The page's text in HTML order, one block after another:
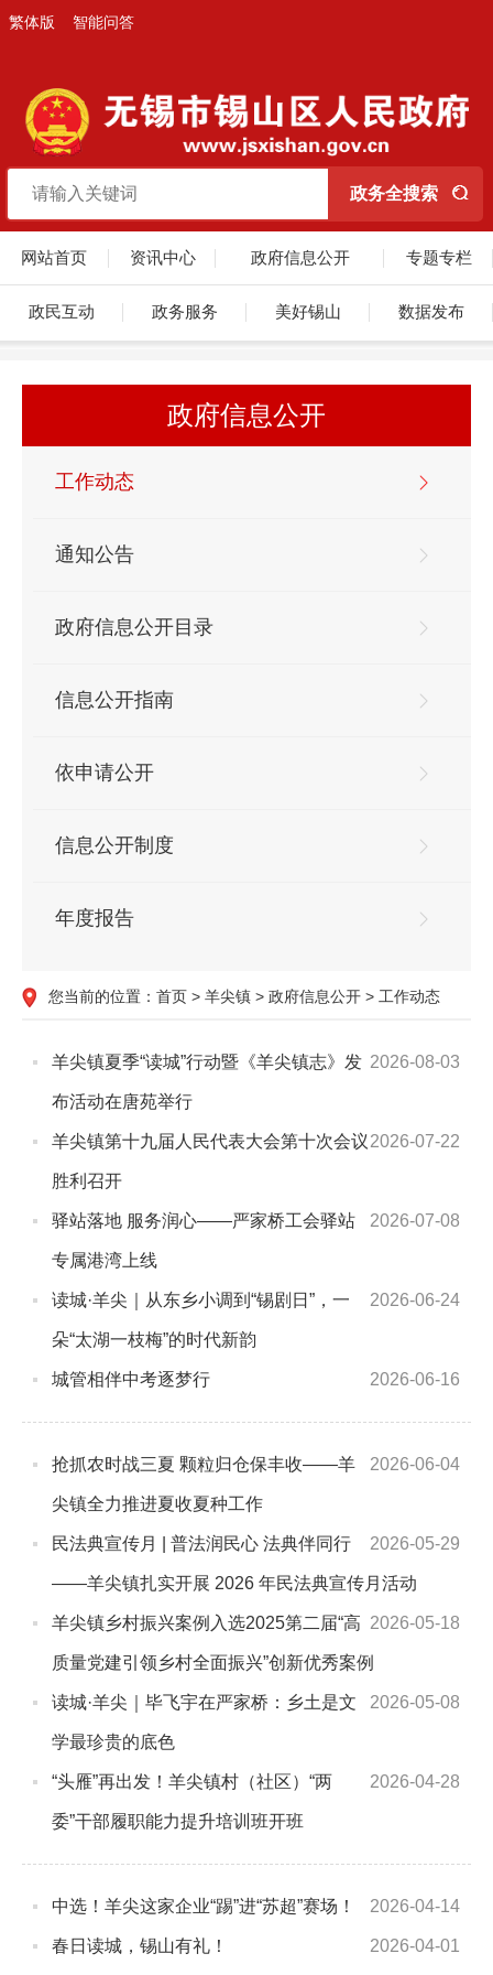
繁体版 智能问答
网站首页 资讯中心 政府信息公开 专题专栏
政民互动 政务服务 美好锡山 数据发布
政府信息公开
工作动态
通知公告
政府信息公开目录
信息公开指南
依申请公开
信息公开制度
年度报告
您当前的位置： 首页 > 羊尖镇 > 政府信息公开 > 工作动态
2026-08-03
羊尖镇夏季“读城”行动暨《羊尖镇志》发
布活动在唐苑举行
2026-07-22
羊尖镇第十九届人民代表大会第十次会议
胜利召开
2026-07-08
驿站落地 服务润心——严家桥工会驿站
专属港湾上线
2026-06-24
读城·羊尖｜从东乡小调到“锡剧日”，一
朵“太湖一枝梅”的时代新韵
2026-06-16
城管相伴中考逐梦行
2026-06-04
抢抓农时战三夏 颗粒归仓保丰收——羊
尖镇全力推进夏收夏种工作
2026-05-29
民法典宣传月 | 普法润民心 法典伴同行
——羊尖镇扎实开展 2026 年民法典宣传月活动
2026-05-18
羊尖镇乡村振兴案例入选2025第二届“高
质量党建引领乡村全面振兴”创新优秀案例
2026-05-08
读城·羊尖｜毕飞宇在严家桥：乡土是文
学最珍贵的底色
2026-04-28
“头雁”再出发！羊尖镇村（社区）“两
委”干部履职能力提升培训班开班
2026-04-14
中选！羊尖这家企业“踢”进“苏超”赛场！
2026-04-01
春日读城，锡山有礼！